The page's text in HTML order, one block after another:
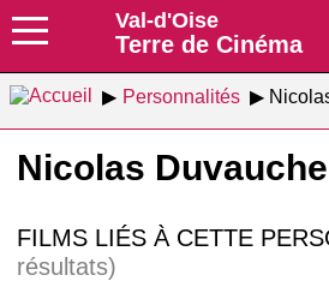
Val-d'Oise
Terre de Cinéma
Personnalités
Nicolas
FILMS LIÉS À CETTE
résultats)